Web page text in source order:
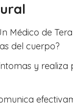
Médico de
del cuerpo?
y